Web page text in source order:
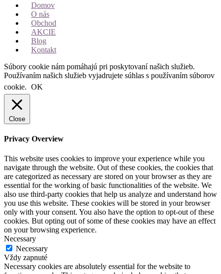
Domov
O nás
Obchod
AKCIE
Blog
Kontakt
Súbory cookie nám pomáhajú pri poskytovaní našich služieb.
Používaním našich služieb vyjadrujete súhlas s používaním súborov
cookie. OK
Close
Privacy Overview
This website uses cookies to improve your experience while you
navigate through the website. Out of these cookies, the cookies that
are categorized as necessary are stored on your browser as they are
essential for the working of basic functionalities of the website. We
also use third-party cookies that help us analyze and understand how
you use this website. These cookies will be stored in your browser
only with your consent. You also have the option to opt-out of these
cookies. But opting out of some of these cookies may have an effect
on your browsing experience.
Necessary
Necessary
Vždy zapnuté
Necessary cookies are absolutely essential for the website to